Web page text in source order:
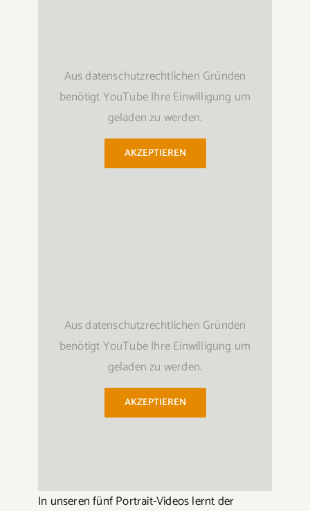
Aus datenschutzrechtlichen Gründen
benötigt YouTube Ihre Einwilligung um
geladen zu werden.
AKZEPTIEREN
Aus datenschutzrechtlichen Gründen
benötigt YouTube Ihre Einwilligung um
geladen zu werden.
AKZEPTIEREN
In unseren fünf Portrait-Videos lernt der